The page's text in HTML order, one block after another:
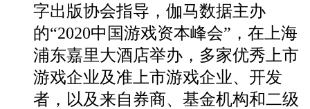
字出版协会指导，伽马数据主办
的“2020中国游戏资本峰会”，在上海
浦东嘉里大酒店举办，多家优秀上市
游戏企业及准上市游戏企业、开发
者，以及来自券商、基金机构和二级